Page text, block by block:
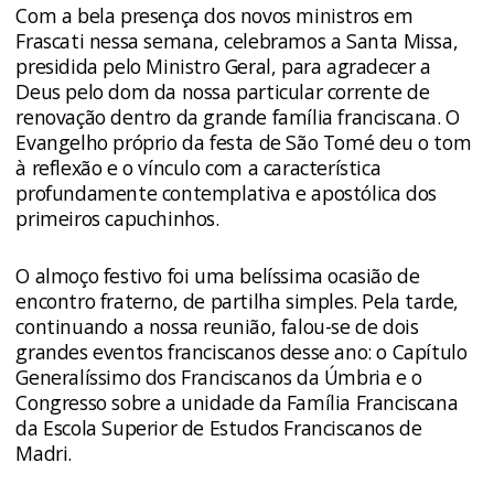
Com a bela presença dos novos ministros em
Frascati nessa semana, celebramos a Santa Missa,
presidida pelo Ministro Geral, para agradecer a
Deus pelo dom da nossa particular corrente de
renovação dentro da grande família franciscana. O
Evangelho próprio da festa de São Tomé deu o tom
à reflexão e o vínculo com a característica
profundamente contemplativa e apostólica dos
primeiros capuchinhos.
O almoço festivo foi uma belíssima ocasião de
encontro fraterno, de partilha simples. Pela tarde,
continuando a nossa reunião, falou-se de dois
grandes eventos franciscanos desse ano: o Capítulo
Generalíssimo dos Franciscanos da Úmbria e o
Congresso sobre a unidade da Família Franciscana
da Escola Superior de Estudos Franciscanos de
Madri.